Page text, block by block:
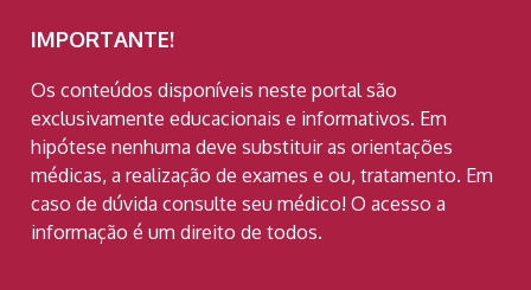
IMPORTANTE!
Os conteúdos disponíveis neste portal são
exclusivamente educacionais e informativos. Em
hipótese nenhuma deve substituir as orientações
médicas, a realização de exames e ou, tratamento. Em
caso de dúvida consulte seu médico! O acesso a
informação é um direito de todos.